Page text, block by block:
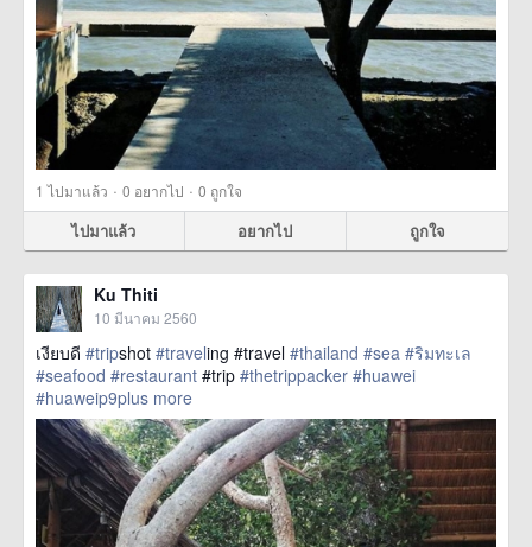
1 ไปมาแล้ว · 0 อยากไป · 0 ถูกใจ
ไปมาแล้ว อยากไป ถูกใจ
Ku Thiti
10 มีนาคม 2560
เงียบดี #tripshot #traveling #travel #thailand #sea #ริมทะเล
#seafood #restaurant #trip #thetrippacker #huawei
#huaweip9plus more